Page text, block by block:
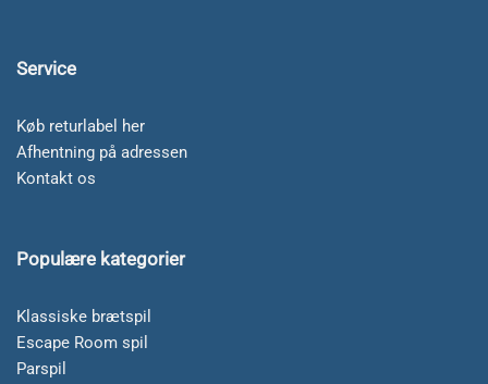
Service
Køb returlabel her
Afhentning på adressen
Kontakt os
Populære kategorier
Klassiske brætspil
Escape Room spil
Parspil